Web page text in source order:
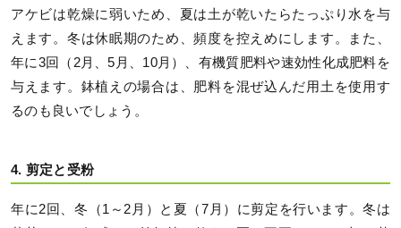
アケビは乾燥に弱いため、夏は土が乾いたらたっぷり水を与
えます。冬は休眠期のため、頻度を控えめにします。また、
年に3回（2月、5月、10月）、有機質肥料や速効性化成肥料を
与えます。鉢植えの場合は、肥料を混ぜ込んだ用土を使用す
るのも良いでしょう。
4. 剪定と受粉
年に2回、冬（1～2月）と夏（7月）に剪定を行います。冬は